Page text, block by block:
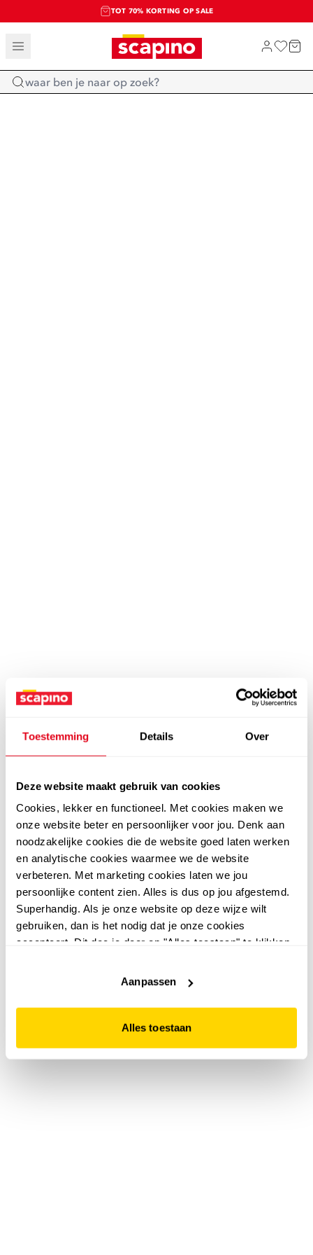
Toestemming Details Over
Deze website maakt gebruik van cookies
Cookies, lekker en functioneel. Met cookies maken we
onze website beter en persoonlijker voor jou. Denk aan
noodzakelijke cookies die de website goed laten werken
en analytische cookies waarmee we de website
verbeteren. Met marketing cookies laten we jou
persoonlijke content zien. Alles is dus op jou afgestemd.
Superhandig. Als je onze website op deze wijze wilt
gebruiken, dan is het nodig dat je onze cookies
accepteert. Dit doe je door op "Alles toestaan" te klikken.
website niet optimaal functioneert.
Aanpassen
Alles toestaan
TOT 70% KORTING OP SALE
SALE: LAATSTE KANS!
SHOP NIEUW
Home